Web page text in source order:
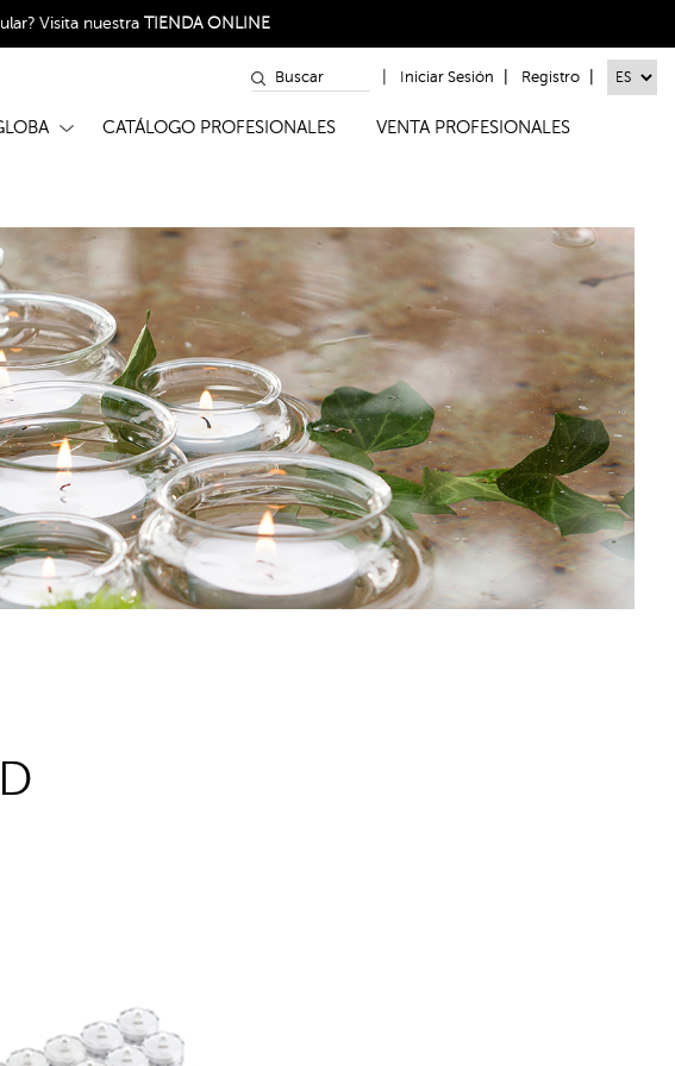
Visita nuestraTIENDA ONLINE
Iniciar Sesión Registro
CATÁLOGO PROFESIONALES VENTA PROFESIONALES